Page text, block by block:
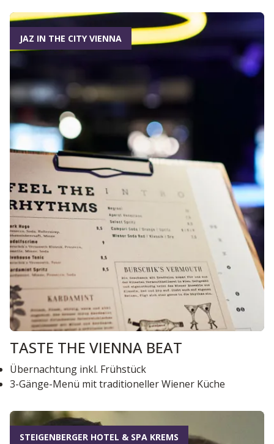
JAZ IN THE CITY VIENNA
TASTE THE VIENNA BEAT
Übernachtung inkl. Frühstück
3-Gänge-Menü mit traditioneller Wiener Küche
STEIGENBERGER HOTEL & SPA KREMS